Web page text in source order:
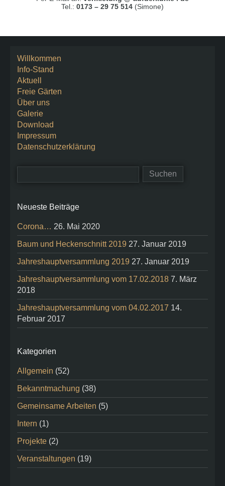
Tel.: 0173 – 29 75 514 (Simone)
Willkommen
Info-Stand
Aktuell
Freie Gärten
Über uns
Galerie
Download
Impressum
Datenschutzerklärung
Neueste Beiträge
Corona… 26. Mai 2020
Baum und Heckenschnitt 2019 27. Januar 2019
Jahreshauptversammlung 2019 27. Januar 2019
Jahreshauptversammlung vom 17.02.2018 7. März
2018
Jahreshauptversammlung vom 04.02.2017 14.
Februar 2017
Kategorien
Allgemein (52)
Bekanntmachung (38)
Gemeinsame Arbeiten (5)
Intern (1)
Projekte (2)
Veranstaltungen (19)